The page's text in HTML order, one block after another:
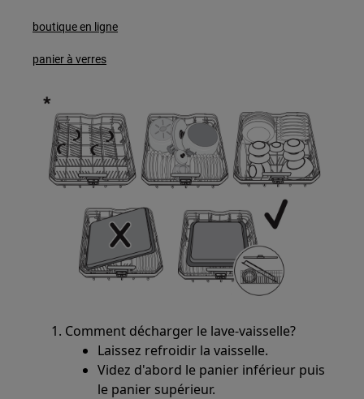
boutique en ligne
panier à verres
Comment décharger le lave-vaisselle?
Laissez refroidir la vaisselle.
Videz d'abord le panier inférieur puis
le panier supérieur.